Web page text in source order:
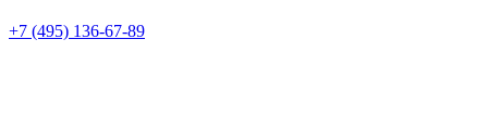
+7 (495) 136-67-89